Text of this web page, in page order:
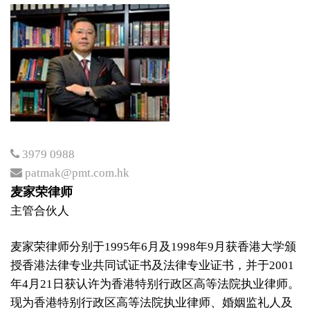
专利与商标及处理知识产权
纠纷
房地产及物业转让
​​遗嘱及遗产承办
企业融资、重组及并购
3979 0988
patmak@pmt.com.hk
麦家荣律师
主管合伙人
麦家荣律师分别于1995年6月及1998年9月获香港大学颁
授香港法律专业共同试证书及法律专业证书，并于2001
年4月21日获认许为香港特别行政区高等法院执业律师。
现为香港特别行政区高等法院执业律师、婚姻监礼人及